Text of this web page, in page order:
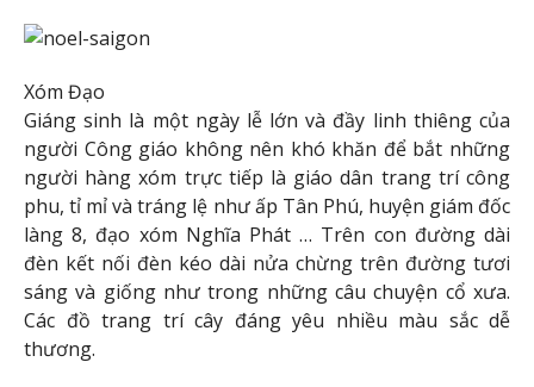
Xóm Đạo
Giáng sinh là một ngày lễ lớn và đầy linh thiêng của
người Công giáo không nên khó khăn để bắt những
người hàng xóm trực tiếp là giáo dân trang trí công
phu, tỉ mỉ và tráng lệ như ấp Tân Phú, huyện giám đốc
làng 8, đạo xóm Nghĩa Phát … Trên con đường dài
đèn kết nối đèn kéo dài nửa chừng trên đường tươi
sáng và giống như trong những câu chuyện cổ xưa.
Các đồ trang trí cây đáng yêu nhiều màu sắc dễ
thương.